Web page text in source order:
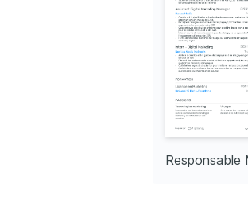
Licence en Commerce et Marketing
Anglais
Langue maternelle
Campagnes digitalesRéseaux sociaux